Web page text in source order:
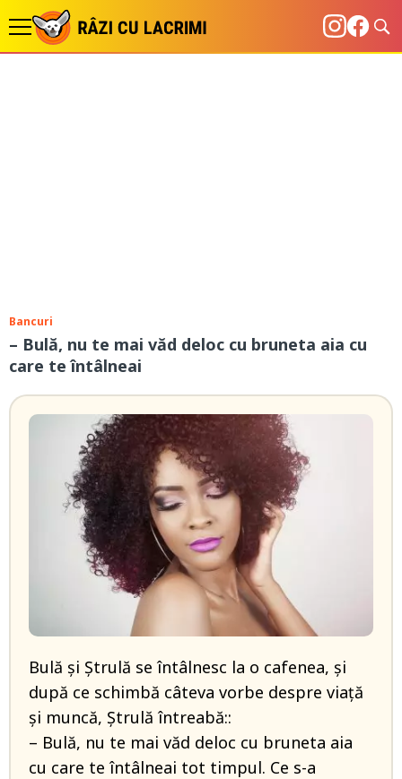
Bancuri
– Bulă, nu te mai văd deloc cu bruneta aia cu
care te întâlneai
Bulă și Ștrulă se întâlnesc la o cafenea, și
după ce schimbă câteva vorbe despre viață
și muncă, Ștrulă întreabă::
– Bulă, nu te mai văd deloc cu bruneta aia
cu care te întâlneai tot timpul. Ce s-a